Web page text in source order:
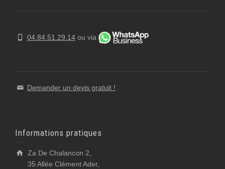
04.84.51.29.14 ou via
Demander un devis gratuit !
Informations pratiques
Za De Chalancon 2,
35 Allée Clément Ader,